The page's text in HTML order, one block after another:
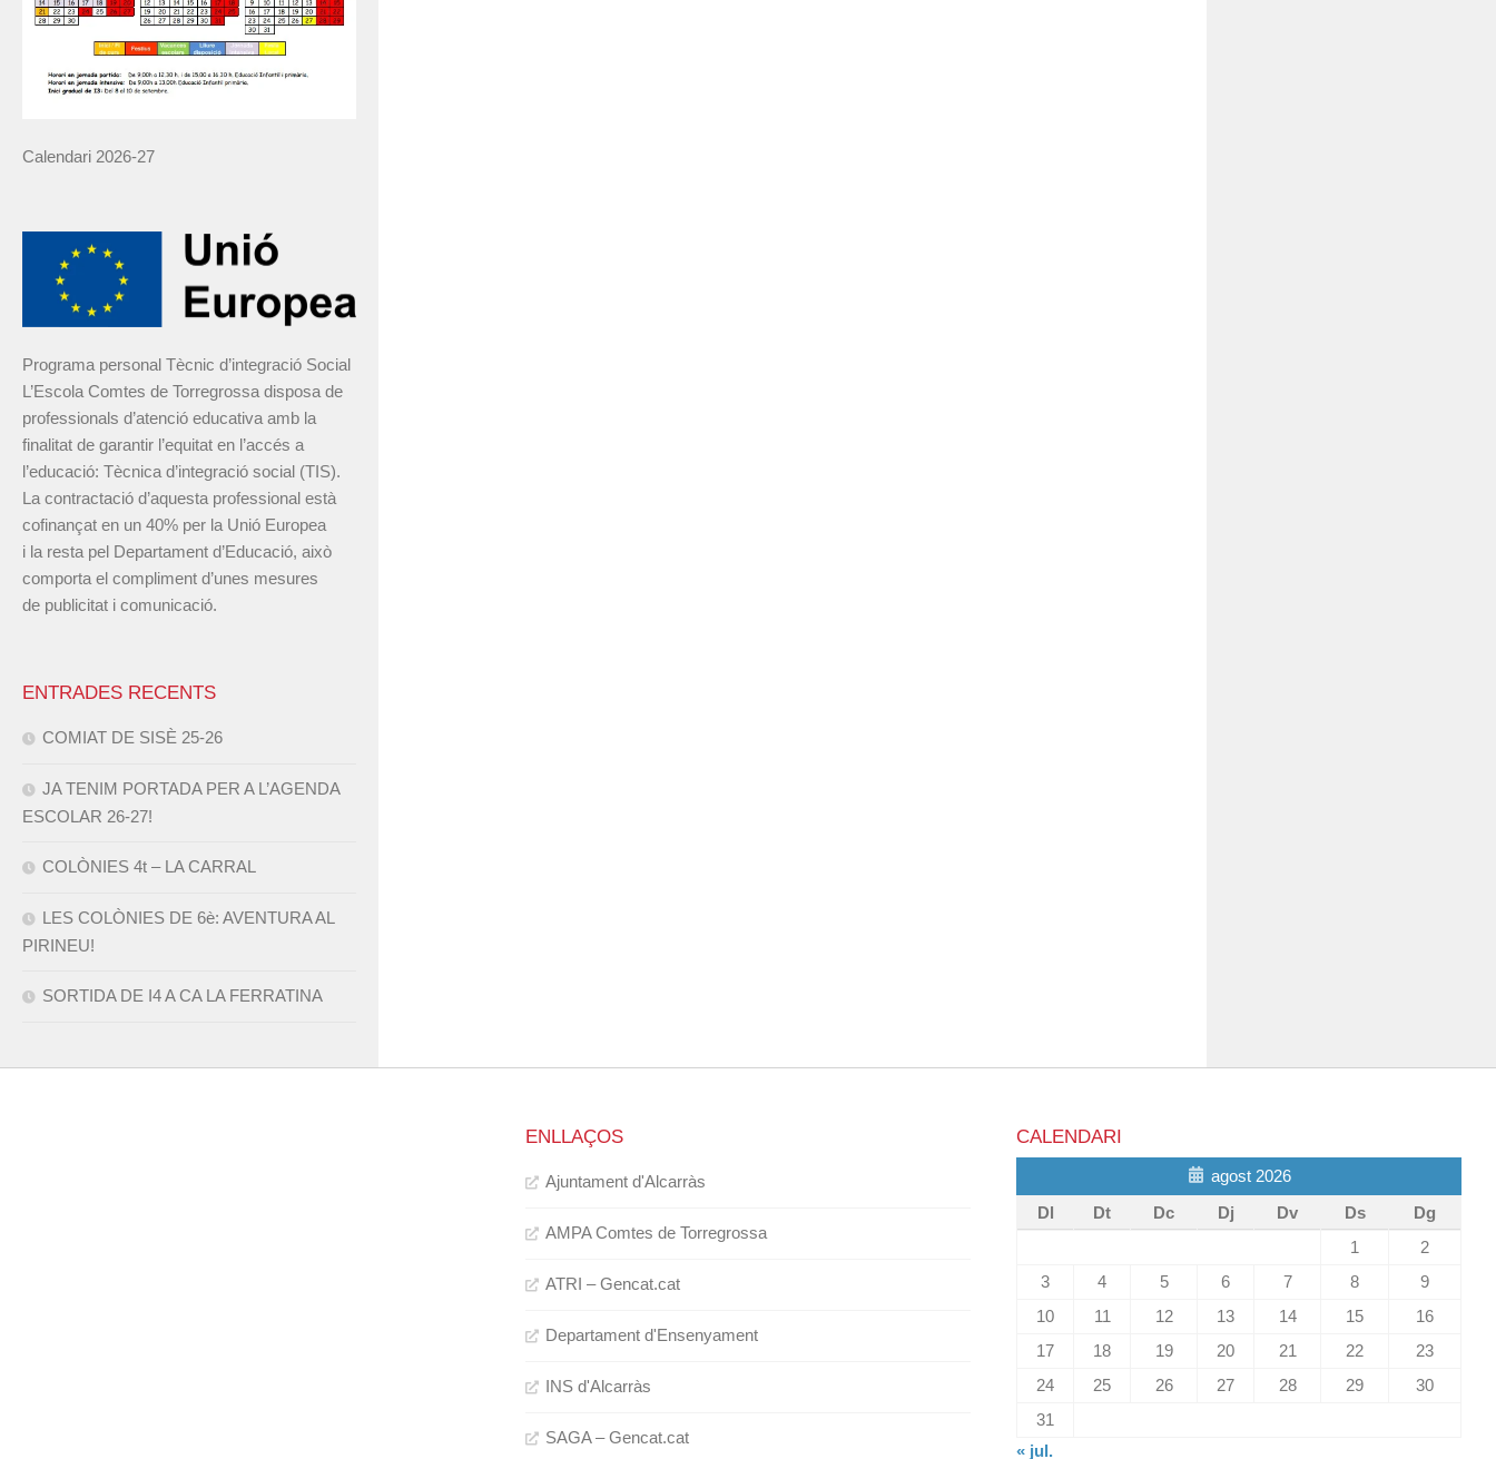
Calendari 2026-27
Programa personal Tècnic d’integració Social
L’Escola Comtes de Torregrossa disposa de
professionals d’atenció educativa amb la
finalitat de garantir l’equitat en l’accés a
l’educació: Tècnica d’integració social (TIS).
La contractació d’aquesta professional està
cofinançat en un 40% per la Unió Europea
i la resta pel Departament d’Educació, això
comporta el compliment d’unes mesures
de publicitat i comunicació.
ENTRADES RECENTS
COMIAT DE SISÈ 25-26
JA TENIM PORTADA PER A L’AGENDA
ESCOLAR 26-27!
COLÒNIES 4t – LA CARRAL
LES COLÒNIES DE 6è: AVENTURA AL
PIRINEU!
SORTIDA DE I4 A CA LA FERRATINA
ENLLAÇOS
Ajuntament d'Alcarràs
AMPA Comtes de Torregrossa
ATRI – Gencat.cat
Departament d'Ensenyament
INS d'Alcarràs
SAGA – Gencat.cat
CALENDARI
agost 2026
Dl
Dt Dc Dj Dv Ds
Dg
1
2
3
4 5 6 7 8
9
10
11 12 13 14 15
16
17
18 19 20 21 22
23
24
25 26 27 28 29
30
31
« jul.